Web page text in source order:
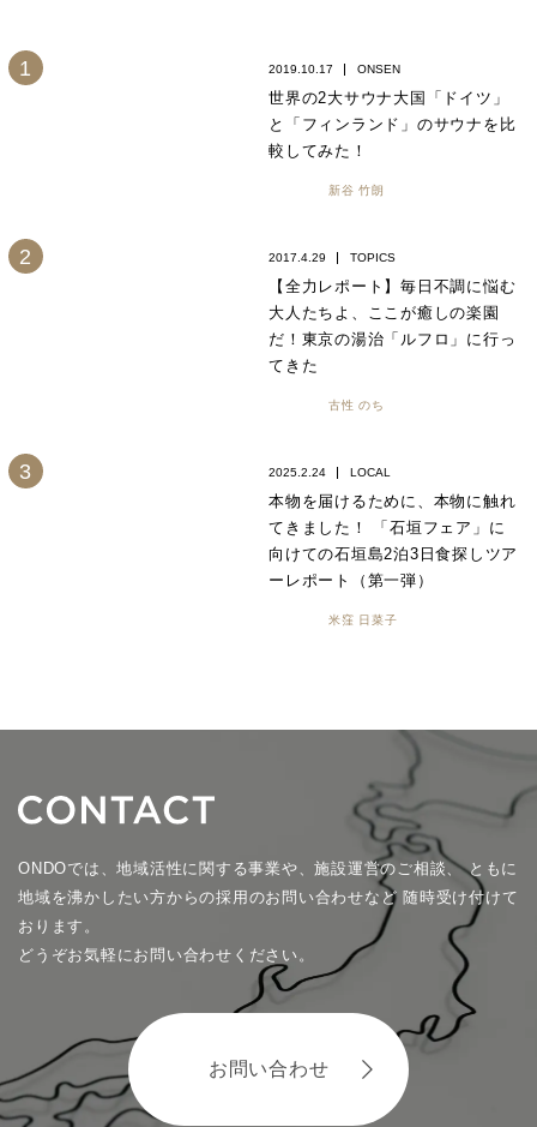
2019.10.17 ONSEN
世界の2大サウナ大国「ドイツ」
と「フィンランド」のサウナを比
較してみた！
2017.4.29 TOPICS
【全力レポート】毎日不調に悩む
大人たちよ、ここが癒しの楽園
だ！東京の湯治「ルフロ」に行っ
本物を届けるために、本物に触れ
向けての石垣島2泊3日食探しツア
ONDOでは、地域活性に関する事業や、施設運営のご相談、ともに
地域を沸かしたい方からの採用のお問い合わせなど
随時受け付けて
どうぞお気軽にお問い合わせください。